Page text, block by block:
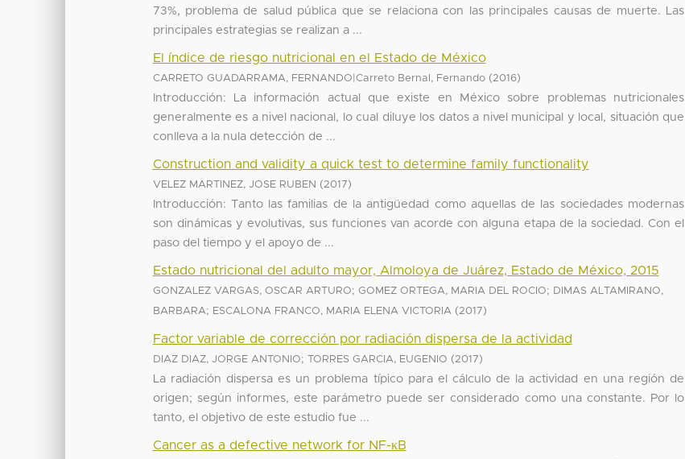
73%, problema de salud pública que se relaciona con las principales causas de muerte. Las
principales estrategias se realizan a ...
El índice de riesgo nutricional en el Estado de México
CARRETO GUADARRAMA, FERNANDO|Carreto Bernal, Fernando (2016)
Introducción: La información actual que existe en México sobre problemas nutricionales
generalmente es a nivel nacional, lo cual diluye los datos a nivel municipal y local, situación que
conlleva a la nula detección de ...
Construction and validity a quick test to determine family functionality
VELEZ MARTINEZ, JOSE RUBEN (2017)
Introducción: Tanto las familias de la antigüedad como aquellas de las sociedades modernas
son dinámicas y evolutivas, sus funciones van acorde con alguna etapa de la sociedad. Con el
paso del tiempo y el apoyo de ...
Estado nutricional del adulto mayor, Almoloya de Juárez, Estado de México, 2015
GONZALEZ VARGAS, OSCAR ARTURO; GOMEZ ORTEGA, MARIA DEL ROCIO; DIMAS ALTAMIRANO,
BARBARA; ESCALONA FRANCO, MARIA ELENA VICTORIA (2017)
Factor variable de corrección por radiación dispersa de la actividad
DIAZ DIAZ, JORGE ANTONIO; TORRES GARCIA, EUGENIO (2017)
La radiación dispersa es un problema típico para el cálculo de la actividad en una región de
origen; según informes, este parámetro puede ser considerado como una constante. Por lo
tanto, el objetivo de este estudio fue ...
Cancer as a defective network for NF-κB